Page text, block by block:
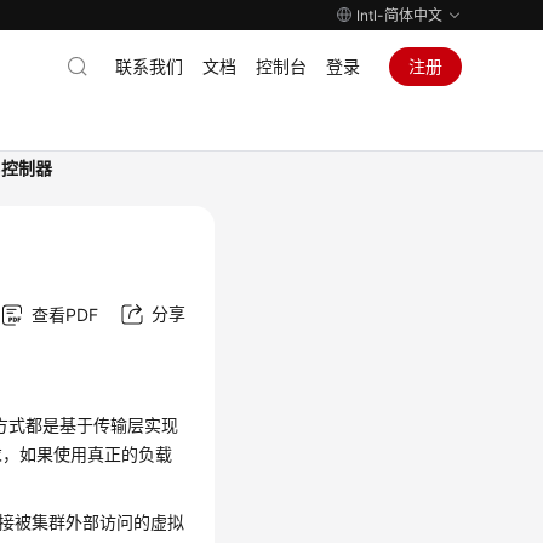
Intl-简体中文
联系我们 文档 控制台 登录 注册
制器
查看PDF 分享
都是基于传输层实现
如果使用真正的负载
被集群外部访问的虚拟